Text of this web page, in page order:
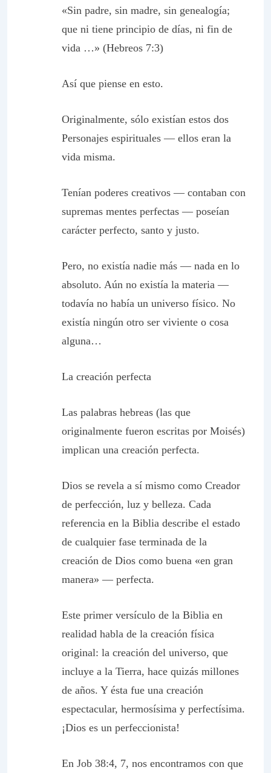
«Sin padre, sin madre, sin genealogía;
que ni tiene principio de días, ni fin de
vida …» (Hebreos 7:3)
Así que piense en esto.
Originalmente, sólo existían estos dos
Personajes espirituales — ellos eran la
vida misma.
Tenían poderes creativos — contaban con
supremas mentes perfectas — poseían
carácter perfecto, santo y justo.
Pero, no existía nadie más — nada en lo
absoluto. Aún no existía la materia —
todavía no había un universo físico. No
existía ningún otro ser viviente o cosa
alguna…
La creación perfecta
Las palabras hebreas (las que
originalmente fueron escritas por Moisés)
implican una creación perfecta.
Dios se revela a sí mismo como Creador
de perfección, luz y belleza. Cada
referencia en la Biblia describe el estado
de cualquier fase terminada de la
creación de Dios como buena «en gran
manera» — perfecta.
Este primer versículo de la Biblia en
realidad habla de la creación física
original: la creación del universo, que
incluye a la Tierra, hace quizás millones
de años. Y ésta fue una creación
espectacular, hermosísima y perfectísima.
¡Dios es un perfeccionista!
En Job 38:4, 7, nos encontramos con que